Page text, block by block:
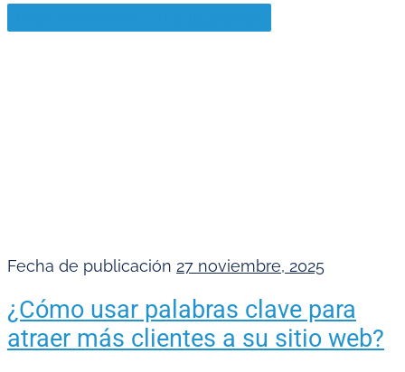
Fecha de publicación 27 noviembre, 2025
¿Cómo usar palabras clave para
atraer más clientes a su sitio web?